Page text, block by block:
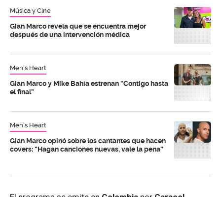
Música y Cine
Gian Marco revela que se encuentra mejor
después de una intervención médica
Men's Heart
Gian Marco y Mike Bahía estrenan “Contigo hasta
el final”
Men's Heart
Gian Marco opinó sobre los cantantes que hacen
covers: “Hagan canciones nuevas, vale la pena”